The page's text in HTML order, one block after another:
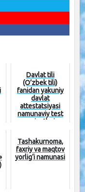
Davlat tili
(O’zbek tili)
fanidan yakuniy
davlat
attestatsiyasi
namunaviy test
variantlari
Tashakurnoma,
faxriy va maqtov
yorlig‘i namunasi